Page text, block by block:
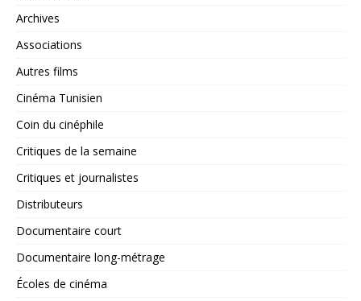
Archives
Associations
Autres films
Cinéma Tunisien
Coin du cinéphile
Critiques de la semaine
Critiques et journalistes
Distributeurs
Documentaire court
Documentaire long-métrage
Écoles de cinéma